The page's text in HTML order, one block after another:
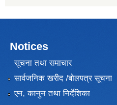
Notices
सूचना तथा समाचार
सार्वजनिक खरीद /बोलपत्र सूचना
एन, कानुन तथा निर्देशिका